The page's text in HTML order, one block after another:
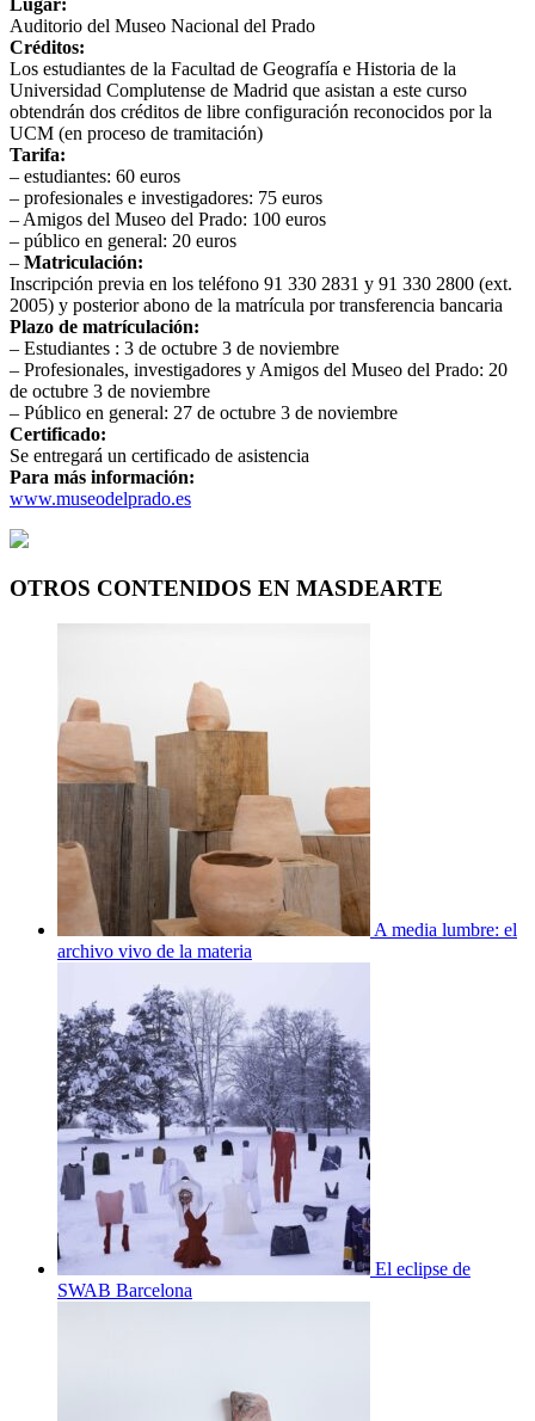
Lugar:
Auditorio del Museo Nacional del Prado
Créditos:
Los estudiantes de la Facultad de Geografía e Historia de la
Universidad Complutense de Madrid que asistan a este curso
obtendrán dos créditos de libre configuración reconocidos por la
UCM (en proceso de tramitación)
Tarifa:
– estudiantes: 60 euros
– profesionales e investigadores: 75 euros
– Amigos del Museo del Prado: 100 euros
– público en general: 20 euros
– Matriculación:
Inscripción previa en los teléfono 91 330 2831 y 91 330 2800 (ext.
2005) y posterior abono de la matrícula por transferencia bancaria
Plazo de matrículación:
– Estudiantes : 3 de octubre 3 de noviembre
– Profesionales, investigadores y Amigos del Museo del Prado: 20
de octubre 3 de noviembre
– Público en general: 27 de octubre 3 de noviembre
Certificado:
Se entregará un certificado de asistencia
Para más información:
www.museodelprado.es
OTROS CONTENIDOS EN MASDEARTE
A media lumbre: el
archivo vivo de la materia
El eclipse de
SWAB Barcelona